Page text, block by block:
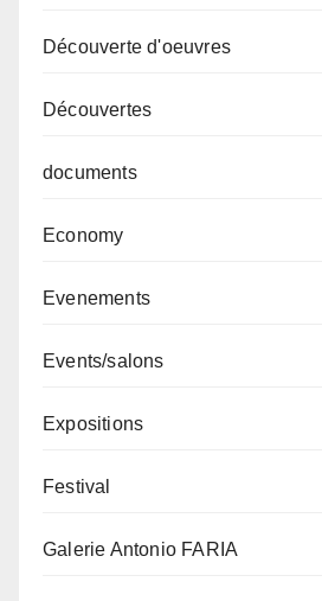
Découverte d'oeuvres
Découvertes
documents
Economy
Evenements
Events/salons
Expositions
Festival
Galerie Antonio FARIA